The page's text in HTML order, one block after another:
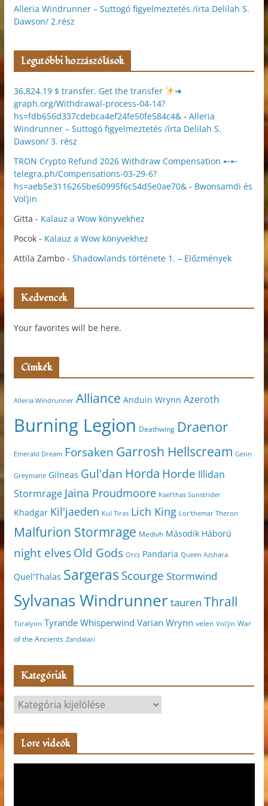
Alleria Windrunner – Suttogó figyelmeztetés /írta Delilah S.
Dawson/ 2.rész
Legutóbbi hozzászólások
36,824.19 $ transfer. Get the transfer
➜
graph.org/Withdrawal-process-04-14?
hs=fdb656d337cdebca4ef24fe50fe584c4&- Alleria
Windrunner – Suttogó figyelmeztetés /írta Delilah S.
Dawson/ 3. rész
TRON Crypto Refund 2026 Withdraw Compensation ➸➸
telegra.ph/Compensations-03-29-6?
hs=aeb5e3116265be60995f6c54d5e0ae70&- Bwonsamdi és
Vol’jin
Gitta - Kalauz a Wow könyvekhez
Pocok- Kalauz a Wow könyvekhez
Attila Zambo- Shadowlands története 1. – Előzmények
Kedvencek
Your favorites will be here.
Címkék
Alleria Windrunner Alliance Anduin Wrynn Azeroth
Burning Legion Deathwing Draenor
Emerald Dream Forsaken Garrosh Hellscream Genn
Greymane Gilneas Gul'dan Horda Horde Illidan
Stormrage Jaina Proudmoore Kael'thas Sunstrider
Khadgar Kil'jaeden Kul Tiras Lich King Lor'themar Theron
Malfurion Stormrage Medivh Második Háború
night elves Old Gods Orcs Pandaria Queen Azshara
Quel'Thalas Sargeras Scourge Stormwind
Sylvanas Windrunnertauren Thrall
Turalyon Tyrande Whisperwind Varian Wrynn velen Vol'jin War
of the Ancients Zandalari
Kategóriák
a
t
g
Lore videók